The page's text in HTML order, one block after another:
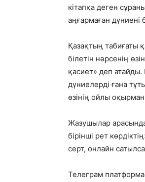
кітапқа деген
аңғармаған дүниені
Қазақтың табиғаты
білетін нәрсенің
қасиет» деп атайды.
дүниелерді ғана
өзінің ойлы
Жазушылар арасында
бірінші рет
серт, онлайн
Телеграм